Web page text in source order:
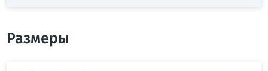
Размеры